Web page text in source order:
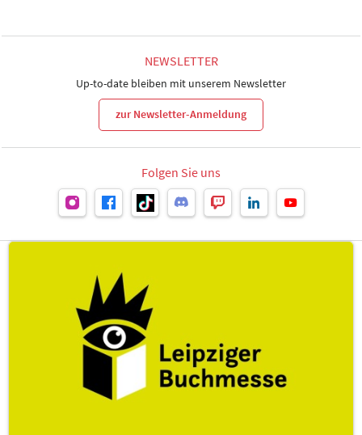
NEWSLETTER
Up-to-date bleiben mit unserem Newsletter
zur Newsletter-Anmeldung
Folgen Sie uns